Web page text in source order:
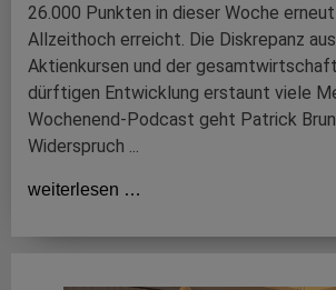
26.000 Punkten in dieser Woche
Allzeithoch erreicht. Die Diskrepanz
Aktienkursen und der
dürftigen Entwicklung erstaunt viele
Wochenend-Podcast geht Patrick
Widerspruch ...
weiterlesen …